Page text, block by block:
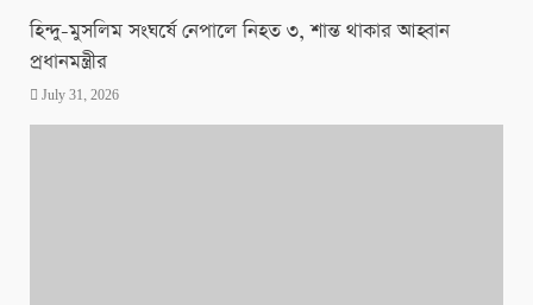
হিন্দু-মুসলিম সংঘর্ষে নেপালে নিহত ৩, শান্ত থাকার আহ্বান
প্রধানমন্ত্রীর
July 31, 2026